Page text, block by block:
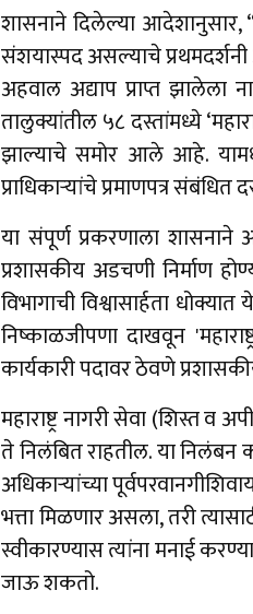
​शासनाने दिलेल्या आदेशानुसार,
संशयास्पद असल्याचे
अहवाल अद्याप प्राप्त झालेला
तालुक्यांतील ५८ दस्तांमध्ये
झाल्याचे समोर आले आहे.
प्राधिकाऱ्यांचे प्रमाणपत्र
​या संपूर्ण प्रकरणाला शासनाने
प्रशासकीय अडचणी निर्माण
विभागाची विश्वासार्हता
निष्काळजीपणा दाखवून
कार्यकारी पदावर ठेवणे
​महाराष्ट्र नागरी सेवा (शिस्त
ते निलंबित राहतील. या
अधिकाऱ्यांच्या
भत्ता मिळणार असला, तरी
स्वीकारण्यास त्यांना मनाई
जाऊ शकतो.